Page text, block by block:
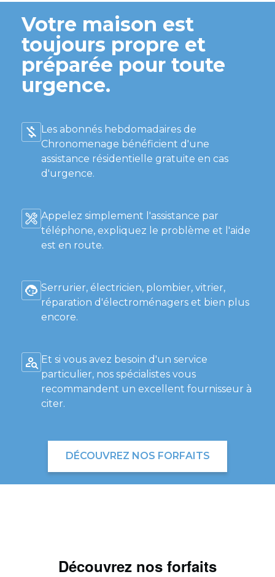
Votre maison est
toujours propre et
préparée pour toute
urgence.
Les abonnés hebdomadaires de
Chronomenage bénéficient d'une
assistance résidentielle gratuite en cas
d'urgence.
Appelez simplement l'assistance par
téléphone, expliquez le problème et l'aide
est en route.
Serrurier, électricien, plombier, vitrier,
réparation d'électroménagers et bien plus
encore.
Et si vous avez besoin d'un service
particulier, nos spécialistes vous
recommandent un excellent fournisseur à
citer.
DÉCOUVREZ NOS FORFAITS
Découvrez nos forfaits